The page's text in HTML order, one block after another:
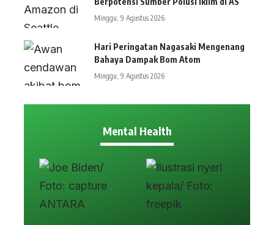
Minggu, 9 Agustus 2026
Hari Peringatan Nagasaki Mengenang
Bahaya Dampak Bom Atom
Minggu, 9 Agustus 2026
Mental Health